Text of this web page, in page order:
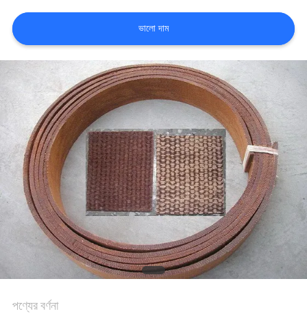
সাইট
ম্যাপ
PRIVACY
POLICY
ভালো দাম
পণ্যের বর্ণনা